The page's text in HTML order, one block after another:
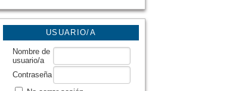
USUARIO/A
Nombre de
usuario/a
Contraseña